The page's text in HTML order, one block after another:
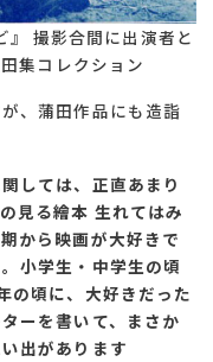
』 撮影合間に出演者と
集コレクション
、蒲田作品にも造詣
しては、正直あまり
見る繪本 生れてはみ
から映画が大好きで
小学生・中学生の頃
の頃に、大好きだった
ーを書いて、まさか
出があります